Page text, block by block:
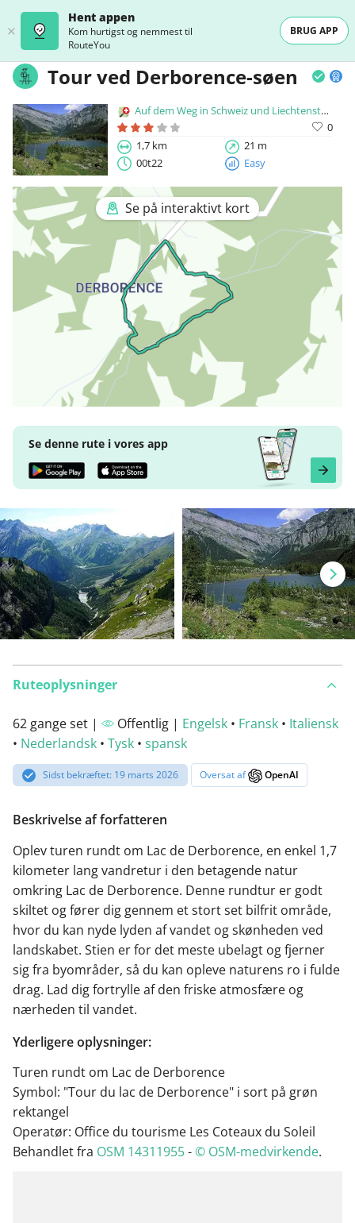
Hent appen
Kom hurtigst og nemmest til
RouteYou
BRUG APP
Tour ved Derborence-søen
Auf dem Weg in Schweiz und Liechtenstein
0
1,7 km
21 m
00t22
Easy
Se på interaktivt kort
Se denne rute i vores app
Ruteoplysninger
62 gange set | Offentlig | Engelsk • Fransk • Italiensk
• Nederlandsk • Tysk • spansk
Sidst bekræftet: 19 marts 2026 Oversat af OpenAI
Beskrivelse af forfatteren
Oplev turen rundt om Lac de Derborence, en enkel 1,7
kilometer lang vandretur i den betagende natur
omkring Lac de Derborence. Denne rundtur er godt
skiltet og fører dig gennem et stort set bilfrit område,
hvor du kan nyde lyden af vandet og skønheden ved
landskabet. Stien er for det meste ubelagt og fjerner
sig fra byområder, så du kan opleve naturens ro i fulde
drag. Lad dig fortrylle af den friske atmosfære og
nærheden til vandet.
Yderligere oplysninger:
Turen rundt om Lac de Derborence
Symbol: "Tour du lac de Derborence" i sort på grøn
rektangel
Operatør: Office du tourisme Les Coteaux du Soleil
Behandlet fra OSM 14311955-© OSM-medvirkende.